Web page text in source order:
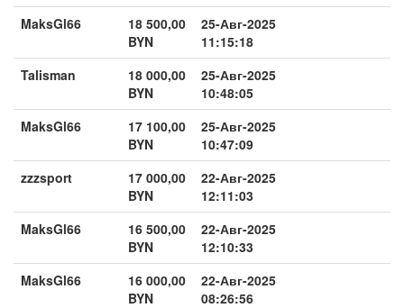
MaksGl66
18 500,00
BYN
25-Авг-2025
11:15:18
Talisman
18 000,00
BYN
25-Авг-2025
10:48:05
MaksGl66
17 100,00
BYN
25-Авг-2025
10:47:09
zzzsport
17 000,00
BYN
22-Авг-2025
12:11:03
MaksGl66
16 500,00
BYN
22-Авг-2025
12:10:33
MaksGl66
16 000,00
BYN
22-Авг-2025
08:26:56